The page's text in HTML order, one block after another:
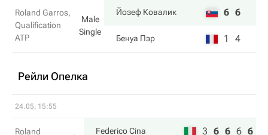
Roland Garros,
Qualification
ATP
Male
Single
Йозеф Ковалик 6 6
Бенуа Пэр 1 4
Рейли Опелка
24.05, 15:55
Roland
Federico Cina 3 6 6 6 6